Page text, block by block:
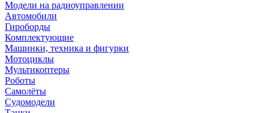
Модели на радиоуправлении
Автомобили
Гироборды
Комплектующие
Машинки, техника и фигурки
Мотоциклы
Мультикоптеры
Роботы
Самолёты
Судомодели